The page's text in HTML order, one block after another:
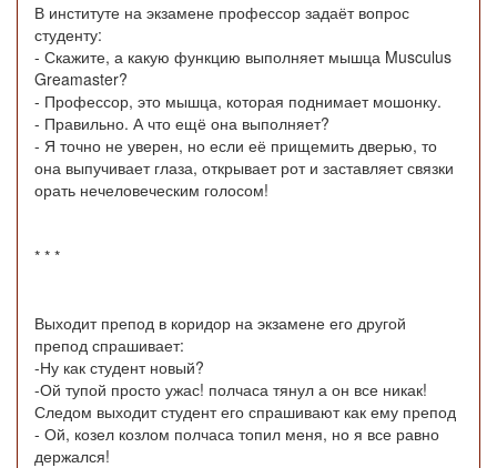
В институте на экзамене профессор задаёт вопрос
студенту:
- Скажите, а какую функцию выполняет мышца Musculus
Greamaster?
- Профессор, это мышца, которая поднимает мошонку.
- Правильно. А что ещё она выполняет?
- Я точно не уверен, но если её прищемить дверью, то
она выпучивает глаза, открывает рот и заставляет связки
орать нечеловеческим голосом!
* * *
Выходит препод в коридор на экзамене его другой
препод спрашивает:
-Ну как студент новый?
-Ой тупой просто ужас! полчаса тянул а он все никак!
Следом выходит студент его спрашивают как ему препод
- Ой, козел козлом полчаса топил меня, но я все равно
держался!